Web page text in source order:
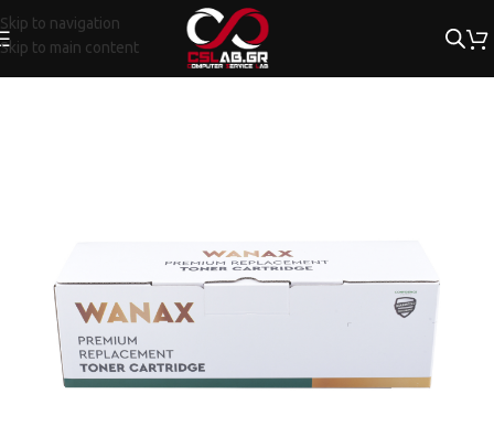
Skip to navigation
Skip to main content